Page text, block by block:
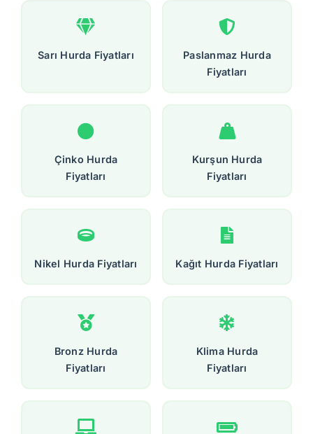
Sarı Hurda Fiyatları
Paslanmaz Hurda
Fiyatları
Çinko Hurda
Fiyatları
Kurşun Hurda
Fiyatları
Nikel Hurda Fiyatları Kağıt Hurda Fiyatları
Bronz Hurda
Fiyatları
Klima Hurda
Fiyatları